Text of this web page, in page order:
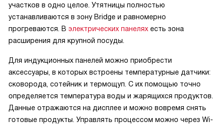
участков в одно целое. Утятницы полностью
устанавливаются в зону Bridge и равномерно
прогреваются. В электрических панелях есть зона
расширения для крупной посуды.
Для индукционных панелей можно приобрести
аксессуары, в которых встроены температурные датчики:
сковорода, сотейник и термощуп. С их помощью точно
определяется температура воды и жарящихся продуктов.
Данные отражаются на дисплее и можно вовремя снять
готовые продукты. Управлять процессом можно через Wi-